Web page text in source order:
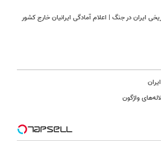
تاریخی ایران در جنگ | اعلام آمادگی ایرانیان خارج کشور
واژگون